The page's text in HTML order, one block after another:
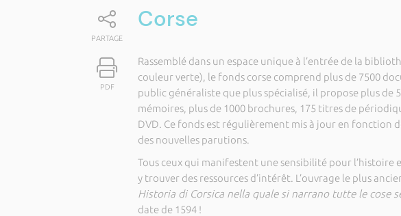
PARTAGE
PDF
Corse
Rassemblé dans un espace unique à l’entrée de la
couleur verte), le fonds corse comprend plus de 7500
public généraliste que plus spécialisé, il propose plus de
mémoires, plus de 1000 brochures, 175 titres de
DVD. Ce fonds est régulièrement mis à jour en fonction
des nouvelles parutions.
Tous ceux qui manifestent une sensibilité pour l’histoire
y trouver des ressources d’intérêt. L’ouvrage le plus
Historia di Corsica nella quale si narrano tutte le cose
date de 1594 !